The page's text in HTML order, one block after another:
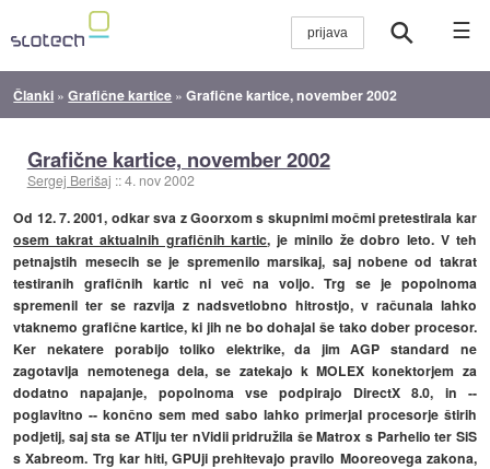
☰
Članki »Grafične kartice »Grafične kartice, november 2002
Grafične kartice, november 2002
Sergej Berišaj ::4. nov 2002
Od 12. 7. 2001, odkar sva z Goorxom s skupnimi močmi pretestirala kar
osem takrat aktualnih grafičnih kartic, je minilo že dobro leto. V teh
petnajstih mesecih se je spremenilo marsikaj, saj nobene od takrat
testiranih grafičnih kartic ni več na voljo. Trg se je popolnoma
spremenil ter se razvija z nadsvetlobno hitrostjo, v računala lahko
vtaknemo grafične kartice, ki jih ne bo dohajal še tako dober procesor.
Ker nekatere porabijo toliko elektrike, da jim AGP standard ne
zagotavlja nemotenega dela, se zatekajo k MOLEX konektorjem za
dodatno napajanje, popolnoma vse podpirajo DirectX 8.0, in --
poglavitno -- končno sem med sabo lahko primerjal procesorje štirih
podjetij, saj sta se ATIju ter nVidii pridružila še Matrox s Parhelio ter SiS
s Xabreom. Trg kar hiti, GPUji prehitevajo pravilo Mooreovega zakona,